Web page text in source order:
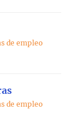
de empleo
de empleo